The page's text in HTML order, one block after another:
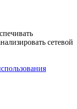
сетевой